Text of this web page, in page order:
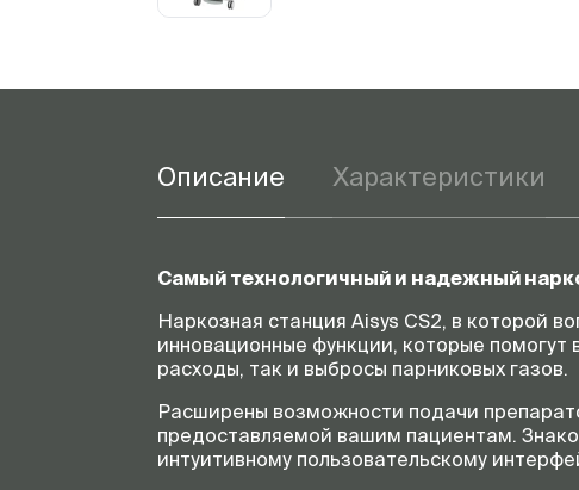
Описание Характеристики
Самый технологичный и надежный
Наркозная станция Aisys CS2, в которой
инновационные функции, которые помогут
расходы, так и выбросы парниковых газов.
Расширены возможности подачи
предоставляемой вашим пациентам.
интуитивному пользовательскому